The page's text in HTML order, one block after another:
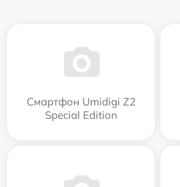
Смартфон Umidigi Z2
Special Edition